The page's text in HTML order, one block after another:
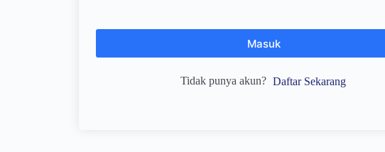
Masuk
Tidak punya akun? Daftar Sekarang